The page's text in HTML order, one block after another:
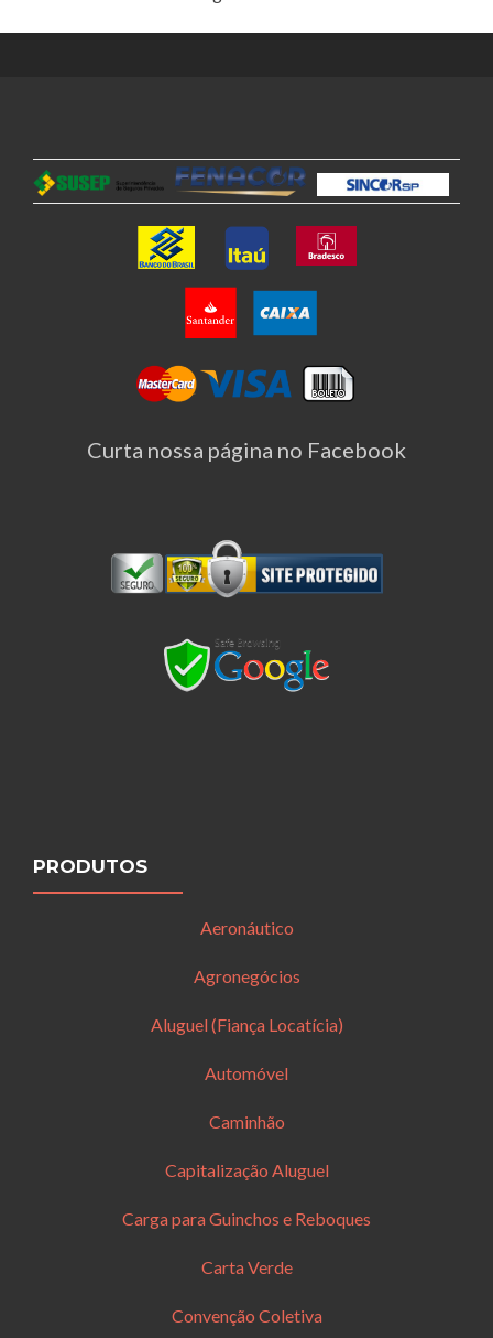
Curta nossa página no Facebook
PRODUTOS
Aeronáutico
Agronegócios
Aluguel (Fiança Locatícia)
Automóvel
Caminhão
Capitalização Aluguel
Carga para Guinchos e Reboques
Carta Verde
Convenção Coletiva